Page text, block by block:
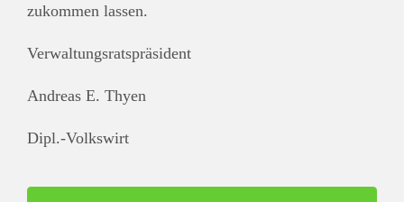
zukommen lassen.
Verwaltungsratspräsident
Andreas E. Thyen
Dipl.-Volkswirt